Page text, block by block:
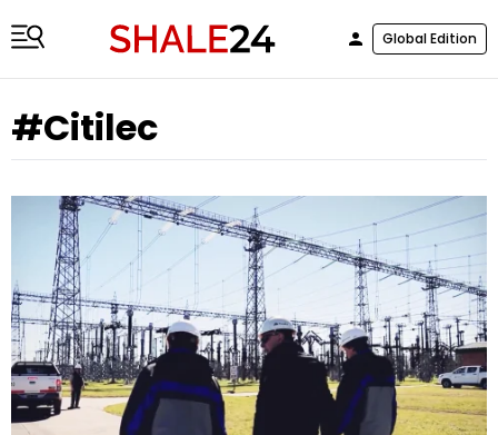
Global Edition
#Citilec